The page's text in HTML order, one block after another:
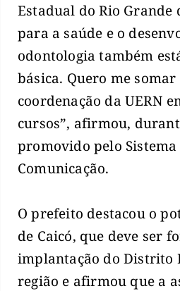
Estadual do Rio Grande
para a saúde e o
odontologia também
básica. Quero me
coordenação da UERN
cursos”, afirmou,
promovido pelo
Comunicação.
O prefeito destacou o
de Caicó, que deve ser
implantação do Distrito
região e afirmou que a